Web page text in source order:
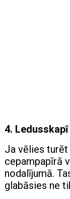
4.
Ja vēlies turēt
cepampapīrā
nodalījumā.
glabāsies ne